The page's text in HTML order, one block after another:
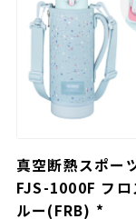
真空断熱スポー
FJS-1000F フロ
ルー(FRB) *